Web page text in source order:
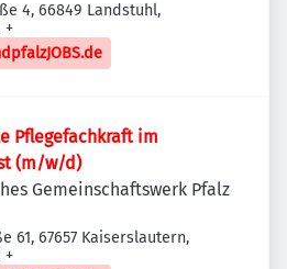
4, 66849 Landstuhl,
+
Pflegefachkraft im
(m/w/d)
Gemeinschaftswerk Pfalz
61, 67657 Kaiserslautern,
+